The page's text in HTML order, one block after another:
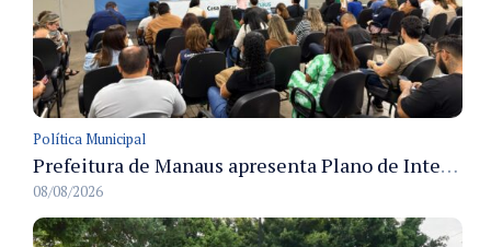
Política Municipal
Prefeitura de Manaus apresenta Plano de Integridade da CGM e qualifica servidores para governança e conformidade no biênio 2027-2028
08/08/2026